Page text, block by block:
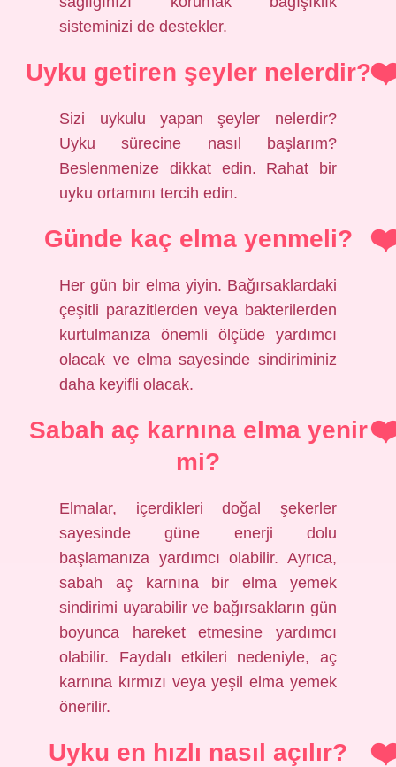
sisteminizi de destekler.
Uyku getiren şeyler nelerdir?
Sizi uykulu yapan şeyler nelerdir?
Uyku sürecine nasıl başlarım?
Beslenmenize dikkat edin. Rahat bir
uyku ortamını tercih edin.
Günde kaç elma yenmeli?
Her gün bir elma yiyin. Bağırsaklardaki
çeşitli parazitlerden veya bakterilerden
kurtulmanıza önemli ölçüde yardımcı
olacak ve elma sayesinde sindiriminiz
daha keyifli olacak.
Sabah aç karnına elma yenir
mi?
Elmalar, içerdikleri doğal şekerler
sayesinde güne enerji dolu
başlamanıza yardımcı olabilir. Ayrıca,
sabah aç karnına bir elma yemek
sindirimi uyarabilir ve bağırsakların gün
boyunca hareket etmesine yardımcı
olabilir. Faydalı etkileri nedeniyle, aç
karnına kırmızı veya yeşil elma yemek
önerilir.
Uyku en hızlı nasıl açılır?